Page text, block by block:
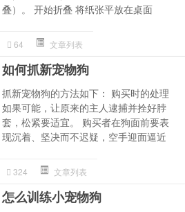
叠）。 开始折叠 将纸张平放在桌面
64 文章列表
如何抓新宠物狗
抓新宠物狗的方法如下： 购买时的处理
如果可能，让原来的主人逮捕并拴好脖
套，松紧要适宜。 购买者在狗面前要表
现沉着、坚决而不迟疑，空手迎面逼近
324 文章列表
怎么训练小宠物狗